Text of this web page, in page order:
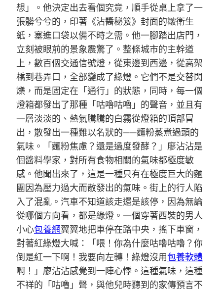
想」。他決定出去看個究竟，順手從桌上拿了一
張髒兮兮的，印著《沾醬秘笈》封面的皺衛生
紙，塞進口袋以備不時之需。他一腳踏出店門，
立刻被眼前的景象震驚了。整條城市的主幹道
上，數百個交通信號燈，從東邊到西邊，從高架
橋到巷弄口，全部變成了綠燈。它們不是交替閃
爍，而是固定在「通行」的狀態，同時，每一個
燈箱都發出了那種「咕嚕咕嚕」的聲音，並且有
一層淡淡的、熱氣騰騰的白霧從燈箱的頂部冒
出，散發出一種難以名狀的——麵粉蒸煮過頭的
氣味。「麵粉焦慮？還是過度發酵？」廖沾沾是
個醬料學家，對所有食物相關的氣味都極度敏
感。他聞出來了，這是一種只有在極度巨大的麵
團因為壓力過大而散發出的氣味。街上的行人陷
入了混亂。汽車不知道該走還是該停，因為無論
從哪個方向看，都是綠燈。一個穿著西裝的男人
小心包養網翼翼地把車停在路中央，搖下車窗，
對著紅綠燈大喊：「喂！你為什麼咕嚕咕嚕？你
倒是紅一下啊！我要向左轉！綠燈沒用包養軟體
啊！」廖沾沾感覺到一陣心悸。這種氣味，這種
不祥的「咕嚕」聲，與他兒時聽到的家傳預言不